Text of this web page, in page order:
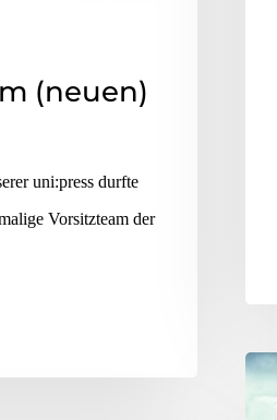
(neuen)
uni:press durfte
Vorsitzteam der